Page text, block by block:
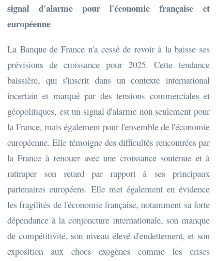
signal d'alarme pour l'économie française et
européenne
La Banque de France n'a cessé de revoir à la baisse ses
prévisions de croissance pour 2025. Cette tendance
baissière, qui s'inscrit dans un contexte international
incertain et marqué par des tensions commerciales et
géopolitiques, est un signal d'alarme non seulement pour
la France, mais également pour l'ensemble de l'économie
européenne. Elle témoigne des difficultés rencontrées par
la France à renouer avec une croissance soutenue et à
rattraper son retard par rapport à ses principaux
partenaires européens. Elle met également en évidence
les fragilités de l'économie française, notamment sa forte
dépendance à la conjoncture internationale, son manque
de compétitivité, son niveau élevé d'endettement, et son
exposition aux chocs exogènes comme les crises